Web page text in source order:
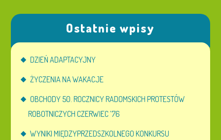
Ostatnie wpisy
DZIEŃ ADAPTACYJNY
ŻYCZENIA NA WAKACJE
OBCHODY 50. ROCZNICY RADOMSKICH PROTESTÓW
ROBOTNICZYCH CZERWIEC ’76
WYNIKI MIĘDZYPRZEDSZKOLNEGO KONKURSU